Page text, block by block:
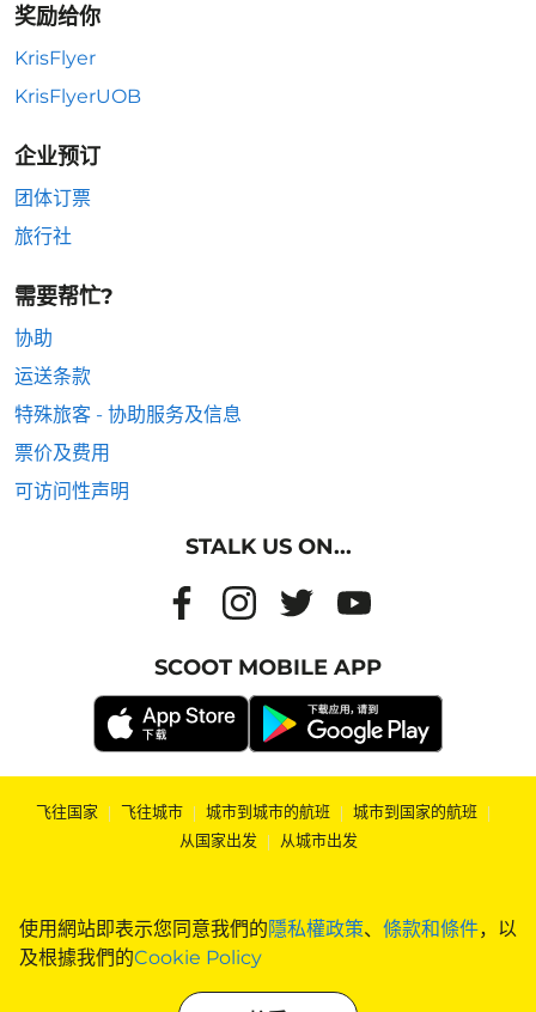
使用網站即表示您同意我們的隱私權政策、 條款和條件，以
及根據我們的Cookie Policy
奖励给你
KrisFlyer
KrisFlyerUOB
企业预订
团体订票
旅行社
需要帮忙?
协助
运送条款
特殊旅客 - 协助服务及信息
票价及费用
可访问性声明
STALK US ON...
SCOOT MOBILE APP
飞往国家 | 飞往城市 | 城市到城市的航班 | 城市到国家的航班 |
从国家出发 | 从城市出发